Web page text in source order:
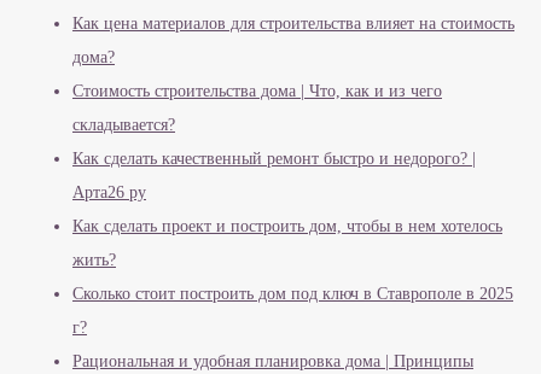
Как цена материалов для строительства влияет на стоимость
дома?
Стоимость строительства дома | Что, как и из чего
складывается?
Как сделать качественный ремонт быстро и недорого? |
Арта26 ру
Как сделать проект и построить дом, чтобы в нем хотелось
жить?
Сколько стоит построить дом под ключ в Ставрополе в 2025
г?
Рациональная и удобная планировка дома | Принципы